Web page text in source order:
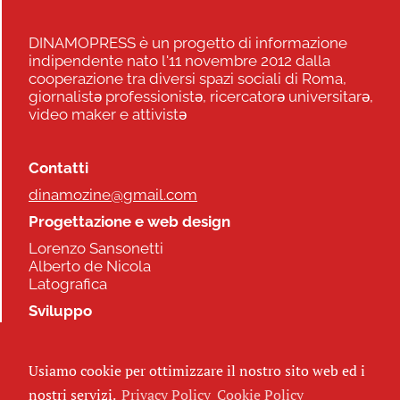
DINAMOPRESS è un progetto di informazione
indipendente nato l'11 novembre 2012 dalla
cooperazione tra diversi spazi sociali di Roma,
giornalistə professionistə, ricercatorə universitarə,
video maker e attivistə
Contatti
dinamozine@gmail.com
Progettazione e web design
Lorenzo Sansonetti
Alberto de Nicola
Latografica
Sviluppo
Seguici
Usiamo cookie per ottimizzare il nostro sito web ed i
nostri servizi. Privacy Policy Cookie Policy